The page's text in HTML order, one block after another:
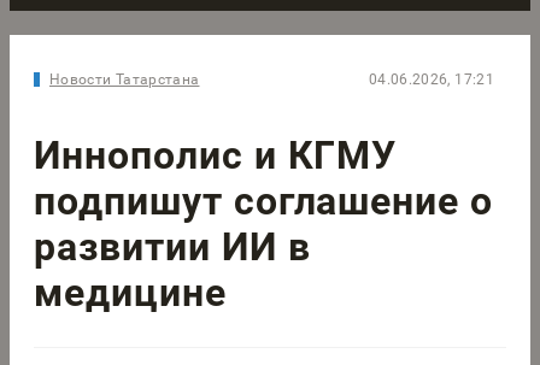
Новости Татарстана 04.06.2026, 17:21
Иннополис и КГМУ
подпишут соглашение о
развитии ИИ в
медицине